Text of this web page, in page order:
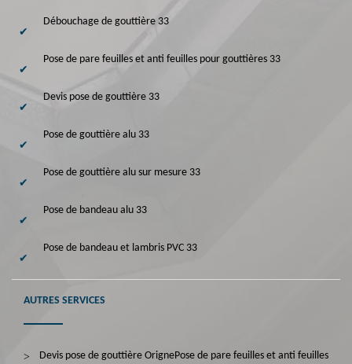
Débouchage de gouttière 33
Pose de pare feuilles et anti feuilles pour gouttières 33
Devis pose de gouttière 33
Pose de gouttière alu 33
Pose de gouttière alu sur mesure 33
Pose de bandeau alu 33
Pose de bandeau et lambris PVC 33
AUTRES SERVICES
Devis pose de gouttière OrignePose de pare feuilles et anti feuilles